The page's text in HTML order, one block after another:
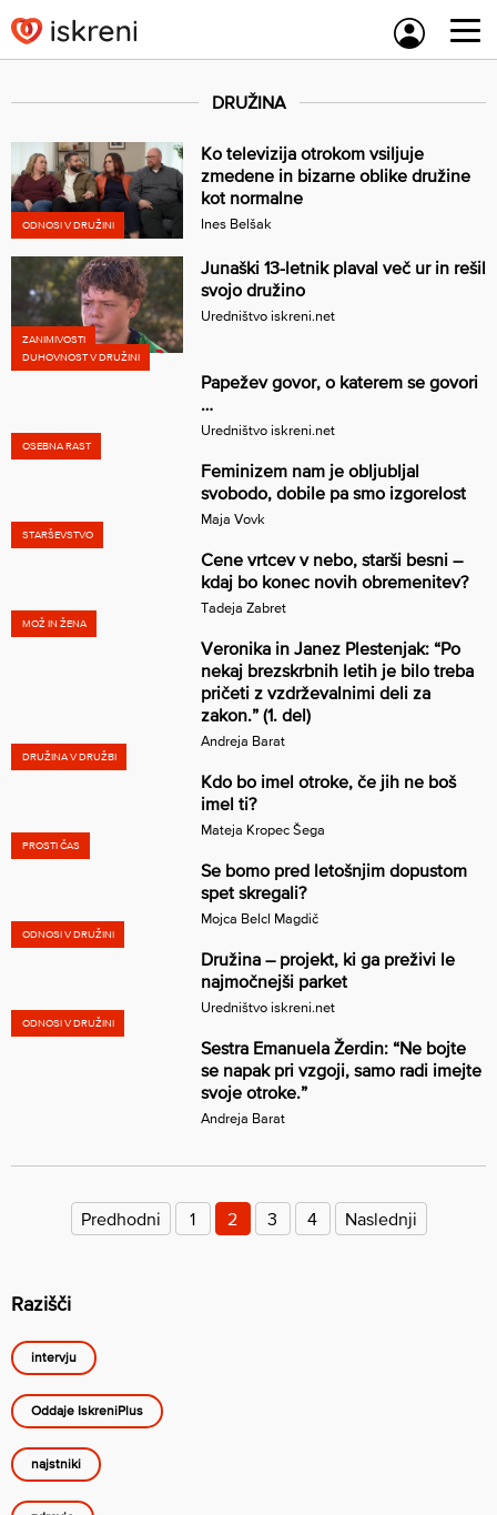
to
content
DRUŽINA
ODNOSI V DRUŽINI
Ko televizija otrokom vsiljuje
zmedene in bizarne oblike družine
kot normalne
Ines Belšak
ZANIMIVOSTI
Junaški 13-letnik plaval več ur in rešil
svojo družino
Uredništvo iskreni.net
DUHOVNOST V DRUŽINI
Papežev govor, o katerem se govori
…
Uredništvo iskreni.net
OSEBNA RAST
Feminizem nam je obljubljal
svobodo, dobile pa smo izgorelost
Maja Vovk
STARŠEVSTVO
Cene vrtcev v nebo, starši besni –
kdaj bo konec novih obremenitev?
Tadeja Zabret
MOŽ IN ŽENA
Veronika in Janez Plestenjak: “Po
nekaj brezskrbnih letih je bilo treba
pričeti z vzdrževalnimi deli za
zakon.” (1. del)
Andreja Barat
DRUŽINA V DRUŽBI
Kdo bo imel otroke, če jih ne boš
imel ti?
Mateja Kropec Šega
PROSTI ČAS
Se bomo pred letošnjim dopustom
spet skregali?
Mojca Belcl Magdič
ODNOSI V DRUŽINI
Družina – projekt, ki ga preživi le
najmočnejši parket
Uredništvo iskreni.net
ODNOSI V DRUŽINI
Sestra Emanuela Žerdin: “Ne bojte
se napak pri vzgoji, samo radi imejte
svoje otroke.”
Andreja Barat
prispevkov
Predhodni 1 2 3 4 Naslednji
Razišči
intervju
Oddaje IskreniPlus
najstniki